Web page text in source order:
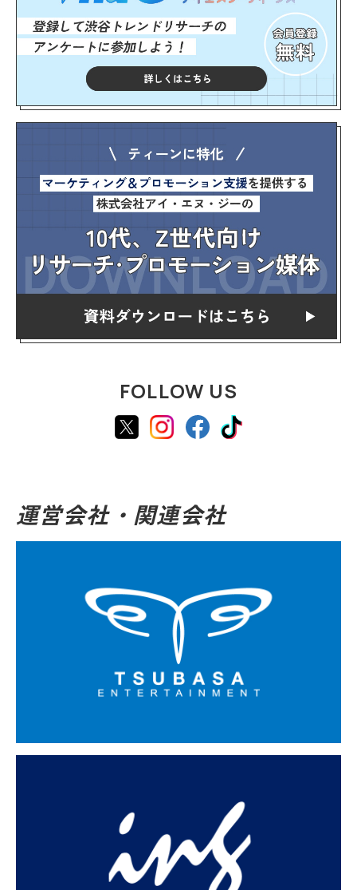
FOLLOW US
運営会社・関連会社